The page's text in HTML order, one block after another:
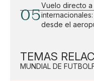
05
Vuelo directo a
desde el
TEMAS
MUNDIAL DE FUTBOL